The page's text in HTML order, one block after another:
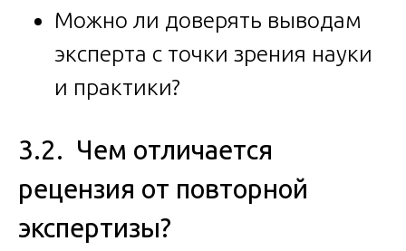
Можно ли доверять выводам
эксперта с точки зрения науки
и практики?
3.2. Чем отличается
рецензия от повторной
экспертизы?